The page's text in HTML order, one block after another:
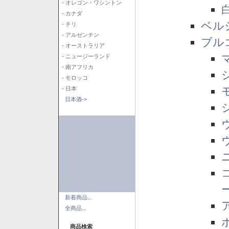
- オレゴン・ワシントン
- カナダ
- チリ
- アルゼンチン
- オーストラリア
- ニュージーランド
- 南アフリカ
- モロッコ
- 日本
日本酒->
新着商品...
全商品...
商品検索
ベル
ブル